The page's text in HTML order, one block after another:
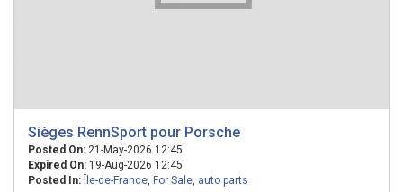
Sièges RennSport pour Porsche
Posted On: 21-May-2026 12:45
Expired On: 19-Aug-2026 12:45
Posted In:
Île-de-France, For Sale, auto parts